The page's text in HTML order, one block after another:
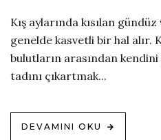
Kış aylarında kısılan
genelde kasvetli bir hal alır.
bulutların arasından
tadını çıkartmak...
DEVAMINI OKU